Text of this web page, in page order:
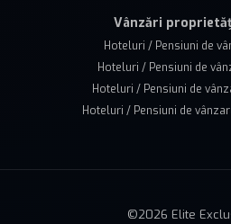
Vânzări
Hoteluri / Pensiuni de
Hoteluri / Pensiuni de
Hoteluri / Pensiuni de
Hoteluri / Pensiuni de
©2026 Elite